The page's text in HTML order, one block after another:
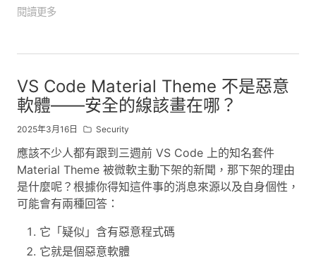
閱讀更多
VS Code Material Theme 不是惡意
軟體——安全的線該畫在哪？
2025年3月16日 Security
應該不少人都有跟到三週前 VS Code 上的知名套件
Material Theme 被微軟主動下架的新聞，那下架的理由
是什麼呢？根據你得知這件事的消息來源以及自身個性，
可能會有兩種回答：
它「疑似」含有惡意程式碼
它就是個惡意軟體